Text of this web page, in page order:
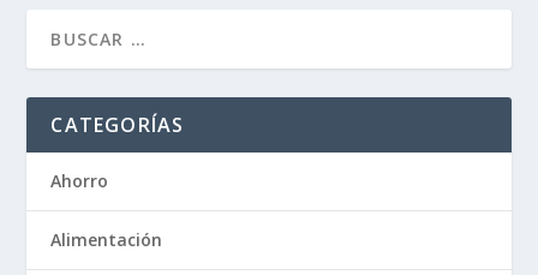
CATEGORÍAS
Ahorro
Alimentación